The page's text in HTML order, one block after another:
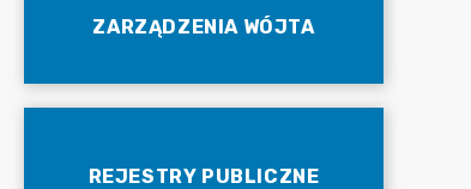
ZARZĄDZENIA WÓJTA
REJESTRY PUBLICZNE